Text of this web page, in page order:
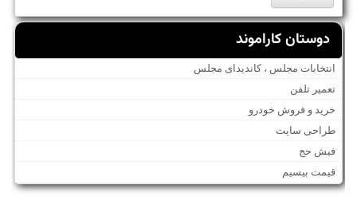
دوستان کاراموند
انتخابات مجلس ، کاندیدای مجلس
تعمیر تلفن
خرید و فروش خودرو
طراحی سایت
فیش حج
قیمت بیسیم